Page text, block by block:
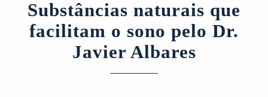
Substâncias naturais que
facilitam o sono pelo Dr.
Javier Albares